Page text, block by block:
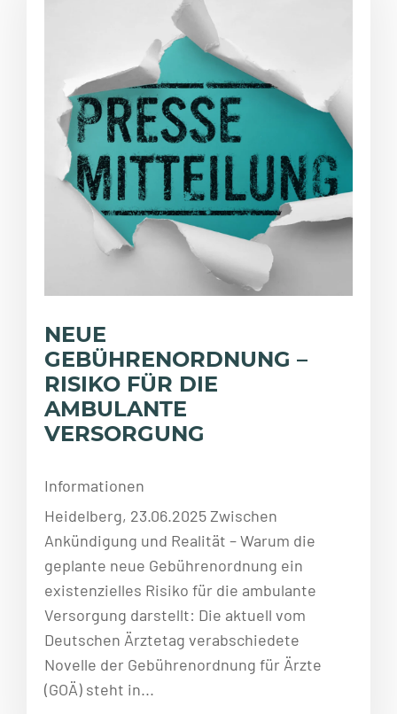
NEUE
GEBÜHRENORDNUNG –
RISIKO FÜR DIE
AMBULANTE
VERSORGUNG
Informationen
Heidelberg, 23.06.2025 Zwischen
Ankündigung und Realität – Warum die
geplante neue Gebührenordnung ein
existenzielles Risiko für die ambulante
Versorgung darstellt: Die aktuell vom
Deutschen Ärztetag verabschiedete
Novelle der Gebührenordnung für Ärzte
(GOÄ) steht in...